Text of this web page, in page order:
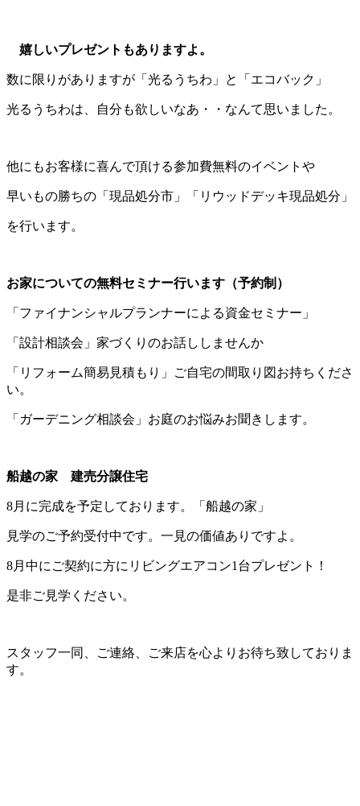
嬉しいプレゼントもありますよ。
数に限りがありますが「光るうちわ」と「エコバック」
光るうちわは、自分も欲しいなあ・・なんて思いました。
他にもお客様に喜んで頂ける参加費無料のイベントや
早いもの勝ちの「現品処分市」「リウッドデッキ現品処分」
を行います。
お家についての無料セミナー行います（予約制）
「ファイナンシャルプランナーによる資金セミナー」
「設計相談会」家づくりのお話ししませんか
「リフォーム簡易見積もり」ご自宅の間取り図お持ちくださ
い。
「ガーデニング相談会」お庭のお悩みお聞きします。
船越の家 建売分譲住宅
8月に完成を予定しております。「船越の家」
見学のご予約受付中です。一見の価値ありですよ。
8月中にご契約に方にリビングエアコン1台プレゼント！
是非ご見学ください。
スタッフ一同、ご連絡、ご来店を心よりお待ち致しておりま
す。